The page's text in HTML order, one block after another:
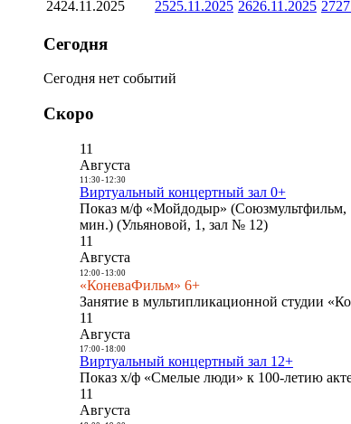
2424.11.2025 2525.11.2025 2626.11.2025 27
Сегодня
Сегодня нет событий
Скоро
11
Августа
11:30- 12:30
Виртуальный концертный зал 0+
Показ м/ф «Мойдодыр» (Союзмультфильм,
мин.) (Ульяновой, 1, зал № 12)
11
Августа
12:00- 13:00
«КоневаФильм» 6+
Занятие в мультипликационной студии
11
Августа
17:00- 18:00
Виртуальный концертный зал 12+
Показ х/ф «Смелые люди» к 100-летию
11
Августа